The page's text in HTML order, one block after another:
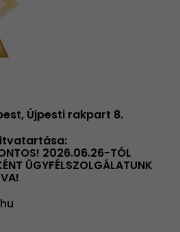
Újpesti rakpart 8.
2026.06.26-TÓL
ÜGYFÉLSZOLGÁLATUNK